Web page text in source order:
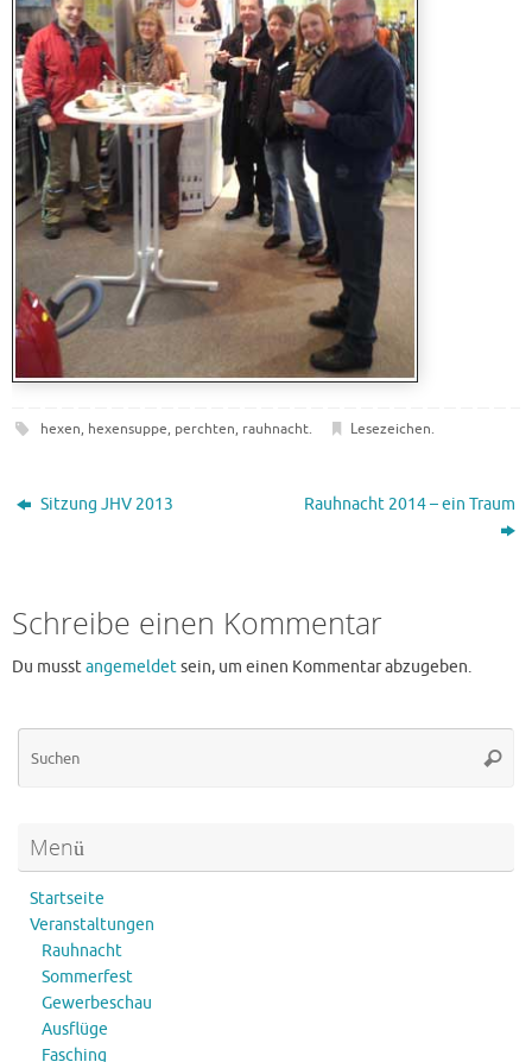
hexen, hexensuppe, perchten, rauhnacht. Lesezeichen.
Sitzung JHV 2013 Rauhnacht 2014 – ein Traum
Schreibe einen Kommentar
Du musstangemeldetsein, um einen Kommentar abzugeben.
Menü
Startseite
Veranstaltungen
Rauhnacht
Sommerfest
Gewerbeschau
Ausflüge
Fasching